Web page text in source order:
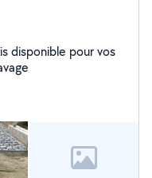
disponible pour vos